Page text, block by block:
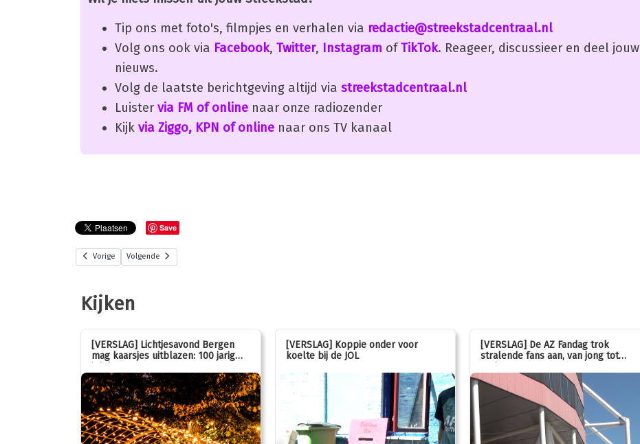
Tip ons met foto's, filmpjes en verhalen via redactie@streekstadcentraal.nl
Volg ons ook via Facebook, Twitter, Instagram ofTikTok. Reageer, discussieer en deel jouw
nieuws.
Volg de laatste berichtgeving altijd via streekstadcentraal.nl
Luister via FM of online naar onze radiozender
Kijk via Ziggo, KPN of online naar ons TV kanaal
Save
Vorige Volgende
Kijken
[VERSLAG] Lichtjesavond Bergen
mag kaarsjes uitblazen: 100 jarig
[VERSLAG] Koppie onder voor
koelte bij de JOL
[VERSLAG] De AZ Fandag trok
stralende fans aan, van jong tot